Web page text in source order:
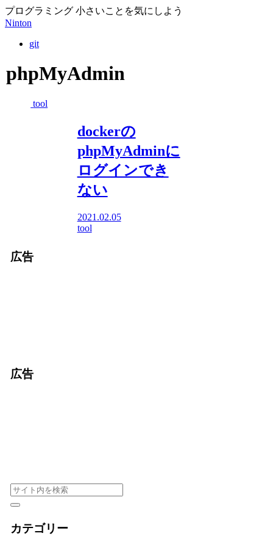
プログラミング 小さいことを気にしよう
Ninton
git
phpMyAdmin
tool
dockerの
phpMyAdminに
ログインでき
ない
2021.02.05
tool
広告
広告
カテゴリー